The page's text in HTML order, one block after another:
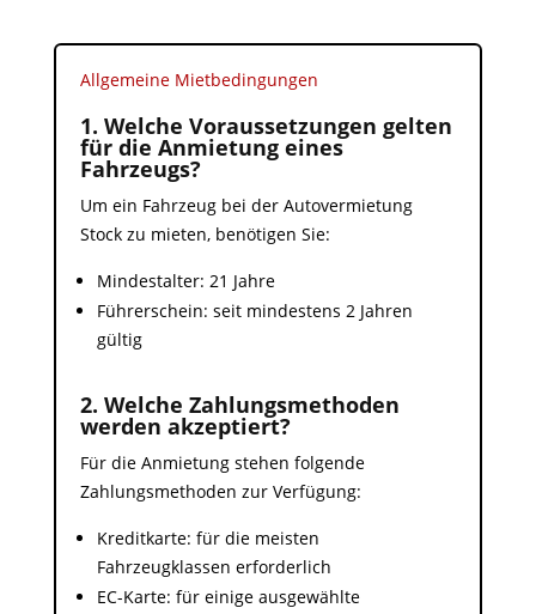
Allgemeine Mietbedingungen
1. Welche Voraussetzungen gelten
für die Anmietung eines
Fahrzeugs?
Um ein Fahrzeug bei der Autovermietung
Stock zu mieten, benötigen Sie:
Mindestalter: 21 Jahre
Führerschein: seit mindestens 2 Jahren
gültig
2. Welche Zahlungsmethoden
werden akzeptiert?
Für die Anmietung stehen folgende
Zahlungsmethoden zur Verfügung:
Kreditkarte: für die meisten
Fahrzeugklassen erforderlich
EC-Karte: für einige ausgewählte